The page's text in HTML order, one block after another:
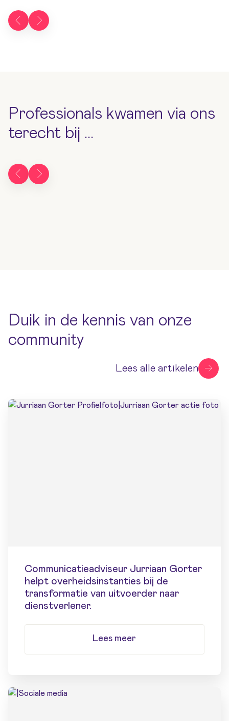
Professionals kwamen via ons
terecht bij ...
Duik in de kennis van onze
community
Lees alle artikelen
Communicatieadviseur Jurriaan Gorter
helpt overheidsinstanties bij de
transformatie van uitvoerder naar
dienstverlener.
Lees meer